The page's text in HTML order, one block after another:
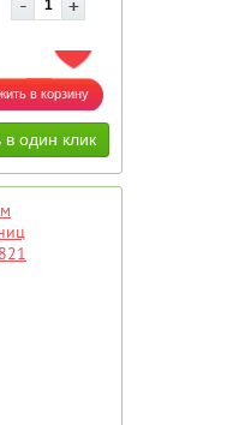
ДОБАВИТЬ В ИЗБРАННОЕ